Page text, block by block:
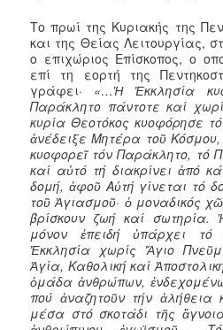
Το πρωί της Κυριακής της
και της Θείας Λειτουργίας,
ο επιχώριος Επίσκοπος, ο
επί τη εορτή της
γράφει· «…Ἡ Ἐκκλησία
Παράκλητο πάντοτε καί
κυρία Θεοτόκος κυοφόρησε
ἀνέδειξε Μητέρα τοῦ
κυοφορεῖ τόν Παράκλητο, τό
καί αὐτό τή διακρίνει ἀπό
δομή, ἀφοῦ Αὐτή γίνεται τό
τοῦ Ἁγιασμοῦ· ὁ μοναδικός
βρίσκουν ζωή καί σωτηρία.
μόνον ἐπειδή ὑπάρχει
Ἐκκλησία χωρίς Ἅγιο
Ἁγία, Καθολική καί
ὁμάδα ἀνθρώπων,
πού ἀναζητοῦν τήν ἀλήθεια
μέσα στό σκοτάδι τῆς